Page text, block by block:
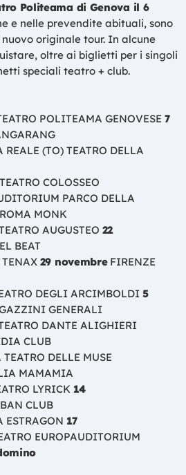
Politeama di Genova il 6
e nelle prevendite abituali, sono
originale tour. In alcune
oltre ai biglietti per i singoli
speciali teatro + club.
POLITEAMA GENOVESE 7
(TO) TEATRO DELLA
COLOSSEO
PARCO DELLA
MONK
AUGUSTEO 22
BEAT
29 novembreFIRENZE
DEGLI ARCIMBOLDI 5
GENERALI
DANTE ALIGHIERI
CLUB
DELLE MUSE
MAMAMIA
LYRICK 14
CLUB
17
EUROPAUDITORIUM